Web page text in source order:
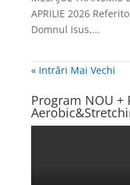
APRILIE 2026
Domnul Isus,...
« Intrări Mai Vechi
Program NOU +